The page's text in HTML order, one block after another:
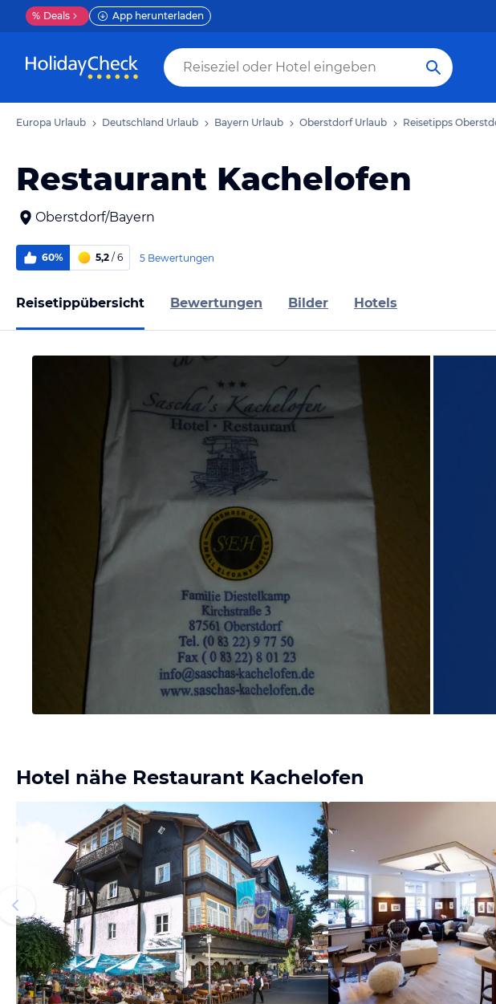
% Deals App herunterladen
Europa Urlaub Deutschland Urlaub Bayern Urlaub Oberstdorf Urlaub Reisetipps
Restaurant Kachelofen
Oberstdorf/Bayern
60% 5,2 / 6 5 Bewertungen
Reisetippübersicht Bewertungen Bilder Hotels
Hotel nähe Restaurant Kachelofen